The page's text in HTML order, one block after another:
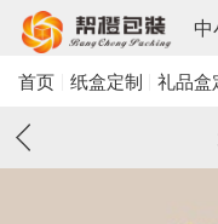
中
首页 纸盒定制 礼品盒